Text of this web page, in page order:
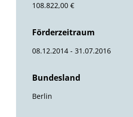
108.822,00 €
Förderzeitraum
08.12.2014 - 31.07.2016
Bundesland
Berlin